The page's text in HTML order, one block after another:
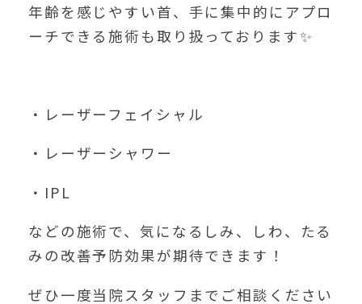
年齢を感じやすい首、手に集中的にアプロ
ーチできる施術も取り扱っております✨
・レーザーフェイシャル
・レーザーシャワー
・IPL
などの施術で、気になるしみ、しわ、たる
みの改善予防効果が期待できます！
ぜひ一度当院スタッフまでご相談ください